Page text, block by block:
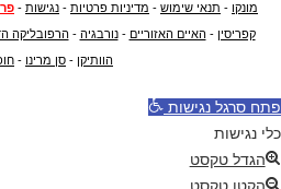
מונקו - תנאי שימוש - מדיניות פרטיות - נגישות -
קפריסין -האיים האזוריים -נורבגיה -הרפובליקה
הוותיקן - סן מרינו -
פתח סרגל נגישות
כלי נגישות
הגדל טקסט